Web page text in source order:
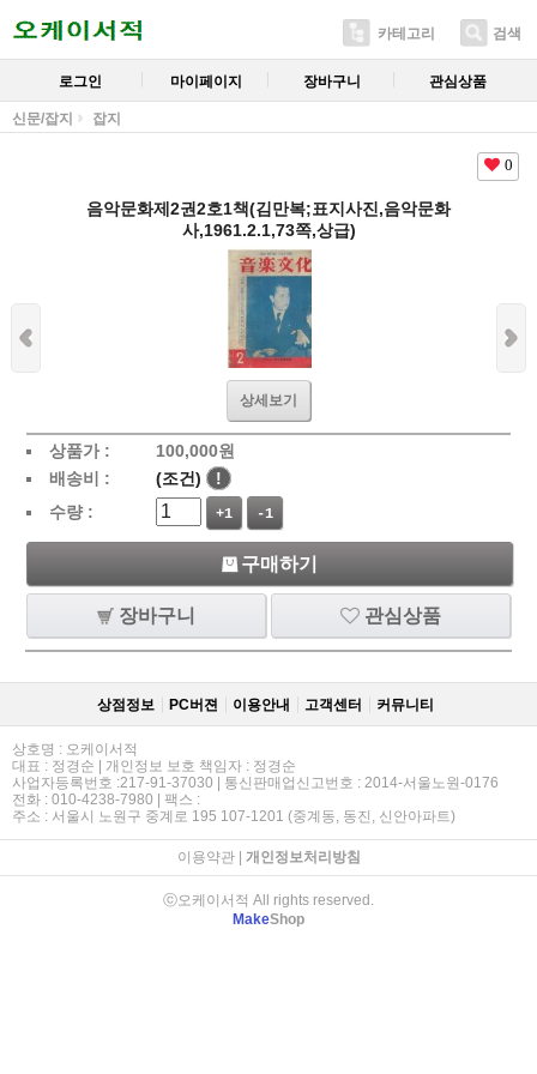
카테고리 검색
로그인 마이페이지 장바구니 관심상품
신문/잡지 잡지
0
음악문화제2권2호1책(김만복;표지사진,음악문화
사,1961.2.1,73쪽,상급)
상세보기
상품가 : 100,000원
배송비 :
(조건)
!
수량 :
+1 -1
구매하기
장바구니 관심상품
상점정보 PC버젼 이용안내 고객센터 커뮤니티
상호명 : 오케이서적
대표 : 정경순 | 개인정보 보호 책임자 : 정경순
사업자등록번호 :217-91-37030 | 통신판매업신고번호 : 2014-서울노원-0176
전화 : 010-4238-7980 | 팩스 :
주소 : 서울시 노원구 중계로 195 107-1201 (중계동, 동진, 신안아파트)
이용약관| 개인정보처리방침
ⓒ오케이서적 All rights reserved.
MakeShop